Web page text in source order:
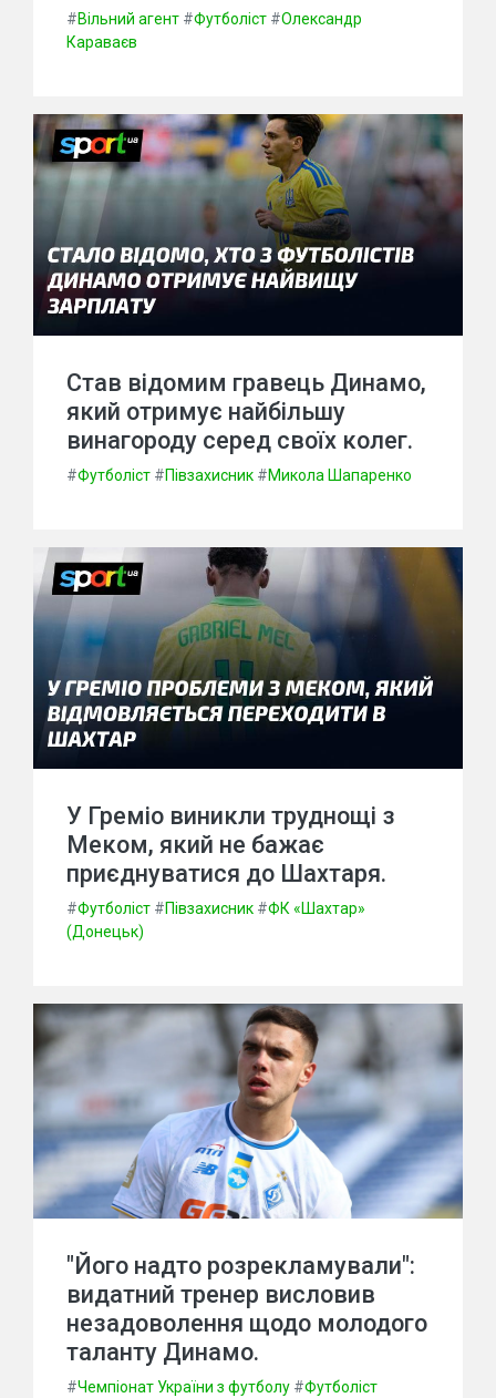
#Вільний агент #Футболіст #Олександр
Караваєв
Став відомим гравець Динамо,
який отримує найбільшу
винагороду серед своїх колег.
#Футболіст #Півзахисник #Микола Шапаренко
У Греміо виникли труднощі з
Меком, який не бажає
приєднуватися до Шахтаря.
#Футболіст #Півзахисник #ФК «Шахтар»
(Донецьк)
"Його надто розрекламували":
видатний тренер висловив
незадоволення щодо молодого
таланту Динамо.
#Чемпіонат України з футболу #Футболіст